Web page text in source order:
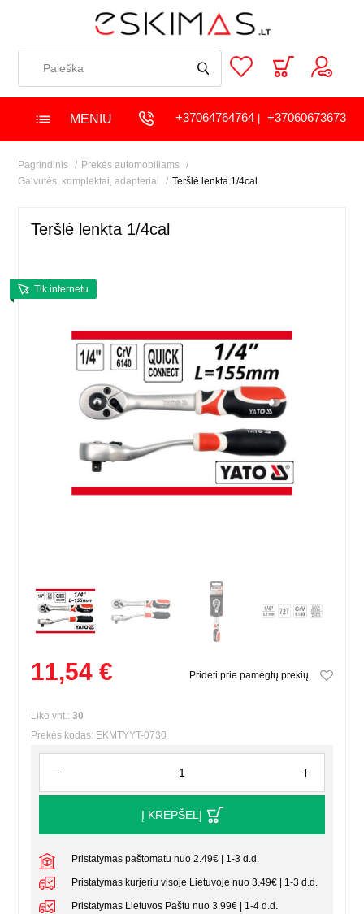
MENIU +37064764764| +37060673673
Pagrindinis
Prekės automobiliams
Galvutės, komplektai, adapteriai
Teršlė lenkta 1/4cal
Teršlė lenkta 1/4cal
Tik internetu
11,54 € Pridėti prie pamėgtų prekių
Liko vnt.:30
Prekės kodas: EKMTYYT-0730
Į KREPŠELĮ
Pristatymas paštomatu nuo 2.49€ | 1-3 d.d.
Pristatymas kurjeriu visoje Lietuvoje nuo 3.49€ | 1-3 d.d.
Pristatymas Lietuvos Paštu nuo 3.99€ | 1-4 d.d.